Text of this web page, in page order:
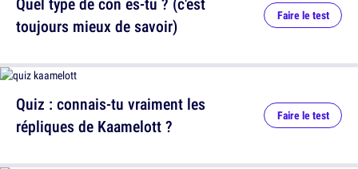
Quiz : connais-tu vraiment les
répliques de Kaamelott ?
Faire le test
toujours mieux de savoir)
Faire le test